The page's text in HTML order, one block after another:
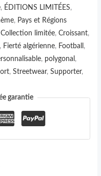
, ÉDITIONS LIMITÉES,
, Pays et Régions
Collection limitée,Croissant,
, Fierté algérienne, Football ,
, polygonal ,
,Streetwear,Supporter,
garantie